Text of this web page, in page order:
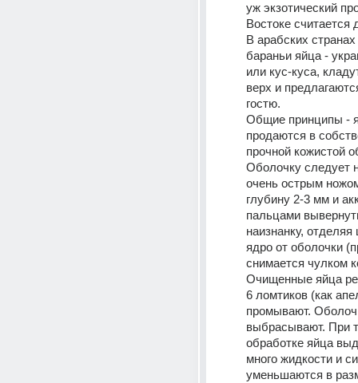
уж экзотический
Востоке считается
В арабских
бараньи яйца -
или кус-куса,
верх и
гостю.
Общие принципы -
продаются в
прочной кожистой
Оболочку следует
очень острым
глубину 2-3 мм и
пальцами
наизнанку, отделяя
ядро от оболочки
снимается чулком
Очищенные яйца
6 ломтиков (как
промывают.
выбрасывают. При
обработке яйца
много жидкости и
уменьшаются в